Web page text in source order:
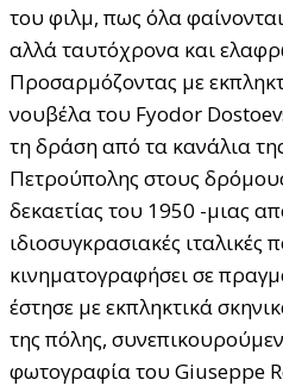
του φιλμ, πως όλα
αλλά ταυτόχρονα και
Προσαρμόζοντας με
νουβέλα του Fyodor
τη δράση από τα κανάλια
Πετρούπολης στους
δεκαετίας του 1950 -μιας
ιδιοσυγκρασιακές
κινηματογραφήσει σε
έστησε με εκπληκτικά
της πόλης,
φωτογραφία του Giuseppe